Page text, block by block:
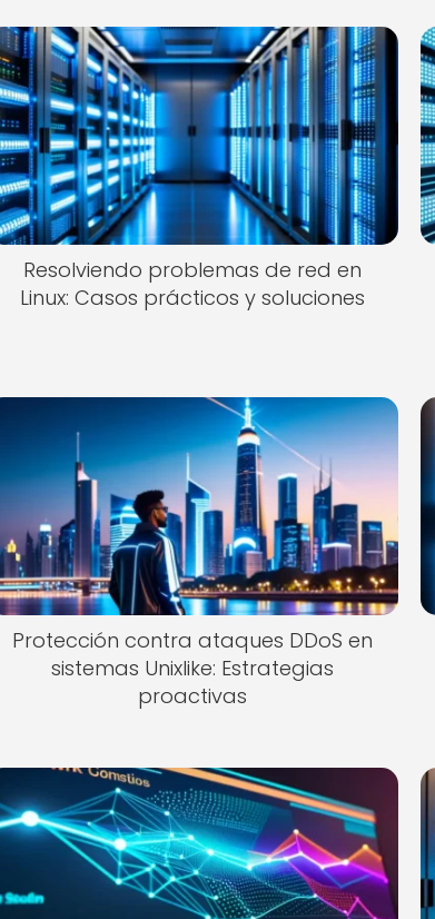
Resolviendo problemas de red en
Linux: Casos prácticos y soluciones
Protección contra ataques DDoS en
sistemas Unixlike: Estrategias
proactivas